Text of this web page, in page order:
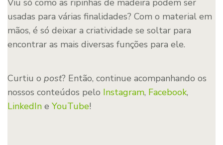
usadas para várias finalidades? Com o material em
mãos, é só deixar a criatividade se soltar para
encontrar as mais diversas funções para ele.
Curtiu o post? Então, continue acompanhando os
nossos conteúdos pelo Instagram, Facebook,
LinkedIn e YouTube!